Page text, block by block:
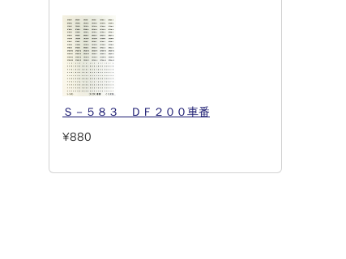
Ｓ－５８３ ＤＦ２００車番
¥880